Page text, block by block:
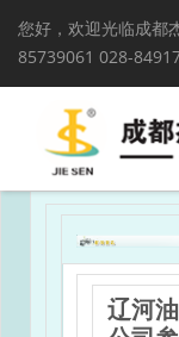
您好，欢迎光临成都
85739061 028-
辽河